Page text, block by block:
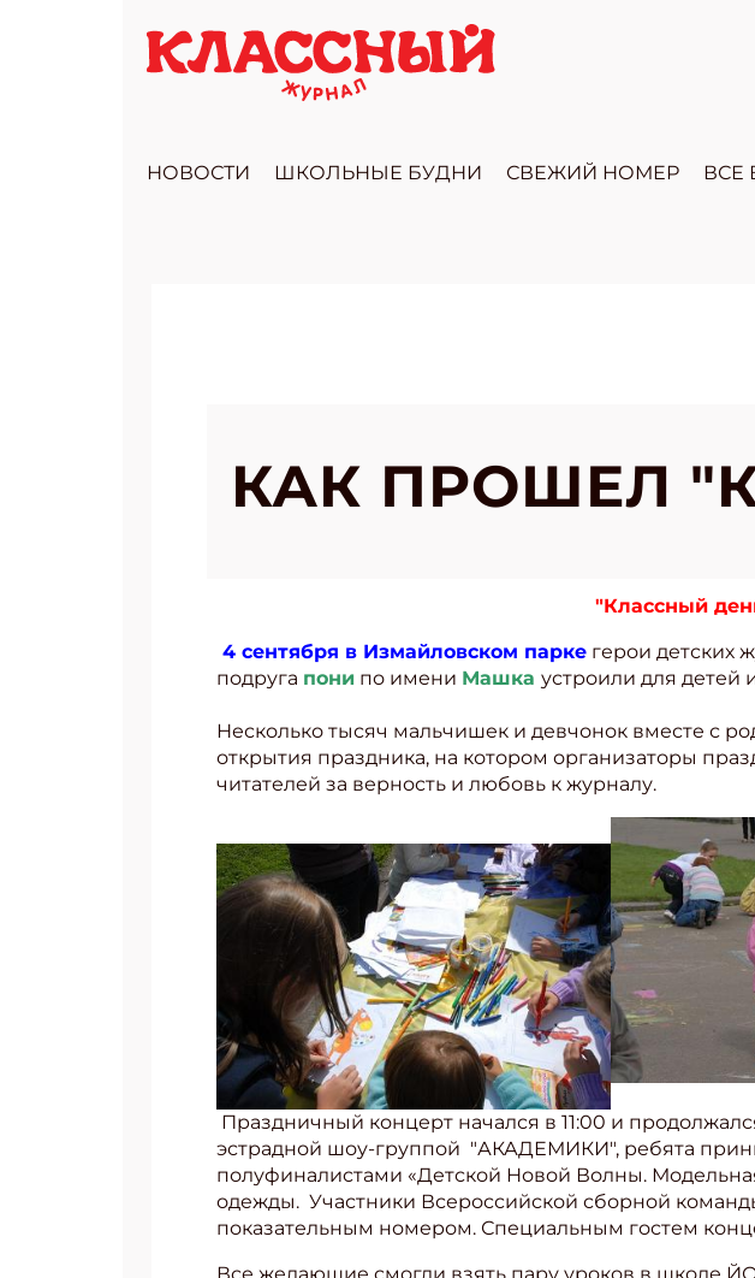
НОВОСТИ ШКОЛЬНЫЕ БУДНИ СВЕЖИЙ НОМЕР ВСЕ
КАК ПРОШЕЛ
"Классный
4 сентября в Измайловском парке герои детских
подруга пони по имени Машка устроили для детей
Несколько тысяч мальчишек и девчонок вместе с
открытия праздника, на котором организаторы
читателей за верность и любовь к журналу.
Праздничный концерт начался в 11:00 и
эстрадной шоу-группой "АКАДЕМИКИ", ребята
полуфиналистами «Детской Новой Волны.
одежды. Участники Всероссийской сборной
показательным номером. Специальным гостем